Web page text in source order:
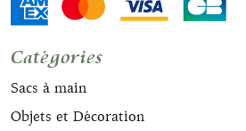
Catégories
Sacs à main
Objets et Décoration